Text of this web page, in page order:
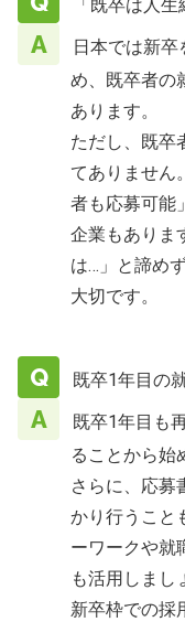
「既卒は人
日本では新
め、既卒者の
あります。
ただし、既卒
てありません
者も応募可能
企業もありま
は…」と諦め
大切です。
既卒1年目の
既卒1年目も
ることから始
さらに、応募
かり行うこと
ーワークや就
も活用しまし
新卒枠での採